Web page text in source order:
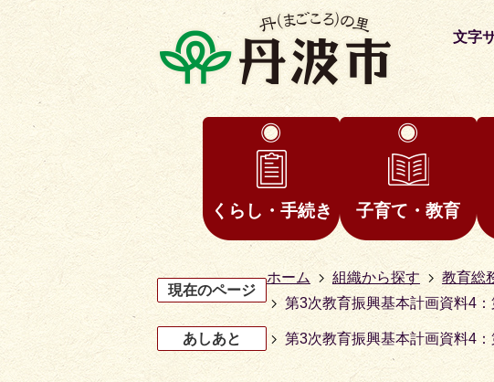
文字
くらし・手続き 子育て・教育
現在のページ
ホーム 組織から探す 教育総
第3次教育振興基本計画資料4
あしあと 第3次教育振興基本計画資料4